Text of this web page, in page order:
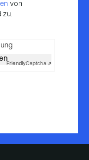
von
zu.
FriendlyCaptcha ⇗